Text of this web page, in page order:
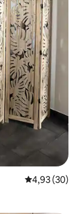
Priemerné
4,93 (30)